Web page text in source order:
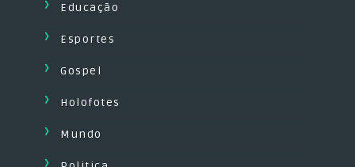
Educação
Esportes
Gospel
Holofotes
Mundo